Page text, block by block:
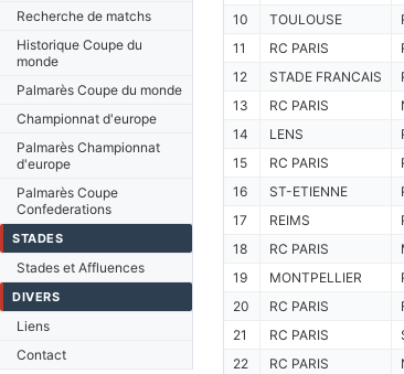
Recherche de matchs
Historique Coupe du
monde
Palmarès Coupe du monde
Championnat d'europe
Palmarès Championnat
d'europe
Palmarès Coupe
Confederations
STADES
Stades et Affluences
DIVERS
Liens
Contact
10
TOULOUSE
11
RC PARIS
12
STADE FRANCAIS
13
RC PARIS
14
LENS
15
RC PARIS
16
ST-ETIENNE
17
REIMS
18
RC PARIS
19
MONTPELLIER
20
RC PARIS
21
RC PARIS
22
RC PARIS